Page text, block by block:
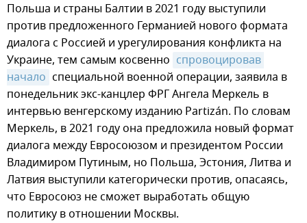
Польша и страны Балтии в 2021 году выступили
против предложенного Германией нового формата
диалога с Россией и урегулирования конфликта на
Украине, тем самым косвенно спровоцировав
начало специальной военной операции, заявила в
понедельник экс-канцлер ФРГ Ангела Меркель в
интервью венгерскому изданию Partizán. По словам
Меркель, в 2021 году она предложила новый формат
диалога между Евросоюзом и президентом России
Владимиром Путиным, но Польша, Эстония, Литва и
Латвия выступили категорически против, опасаясь,
что Евросоюз не сможет выработать общую
политику в отношении Москвы.